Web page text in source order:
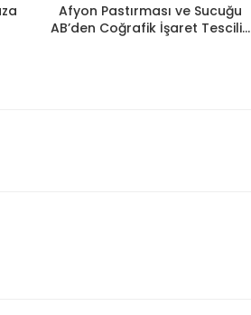
Afyon Pastırması ve Sucuğu
AB’den Coğrafik İşaret Tescili...